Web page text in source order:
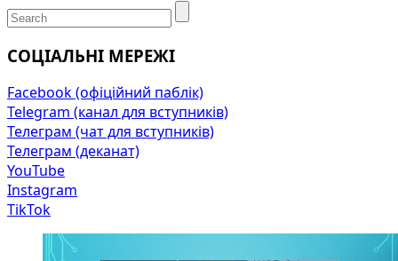
СОЦІАЛЬНІ МЕРЕЖІ
Facebook (офіційний паблік)
Telegram (канал для вступників)
Телеграм (чат для вступників)
Телеграм (деканат)
YouTube
Instagram
TikTok